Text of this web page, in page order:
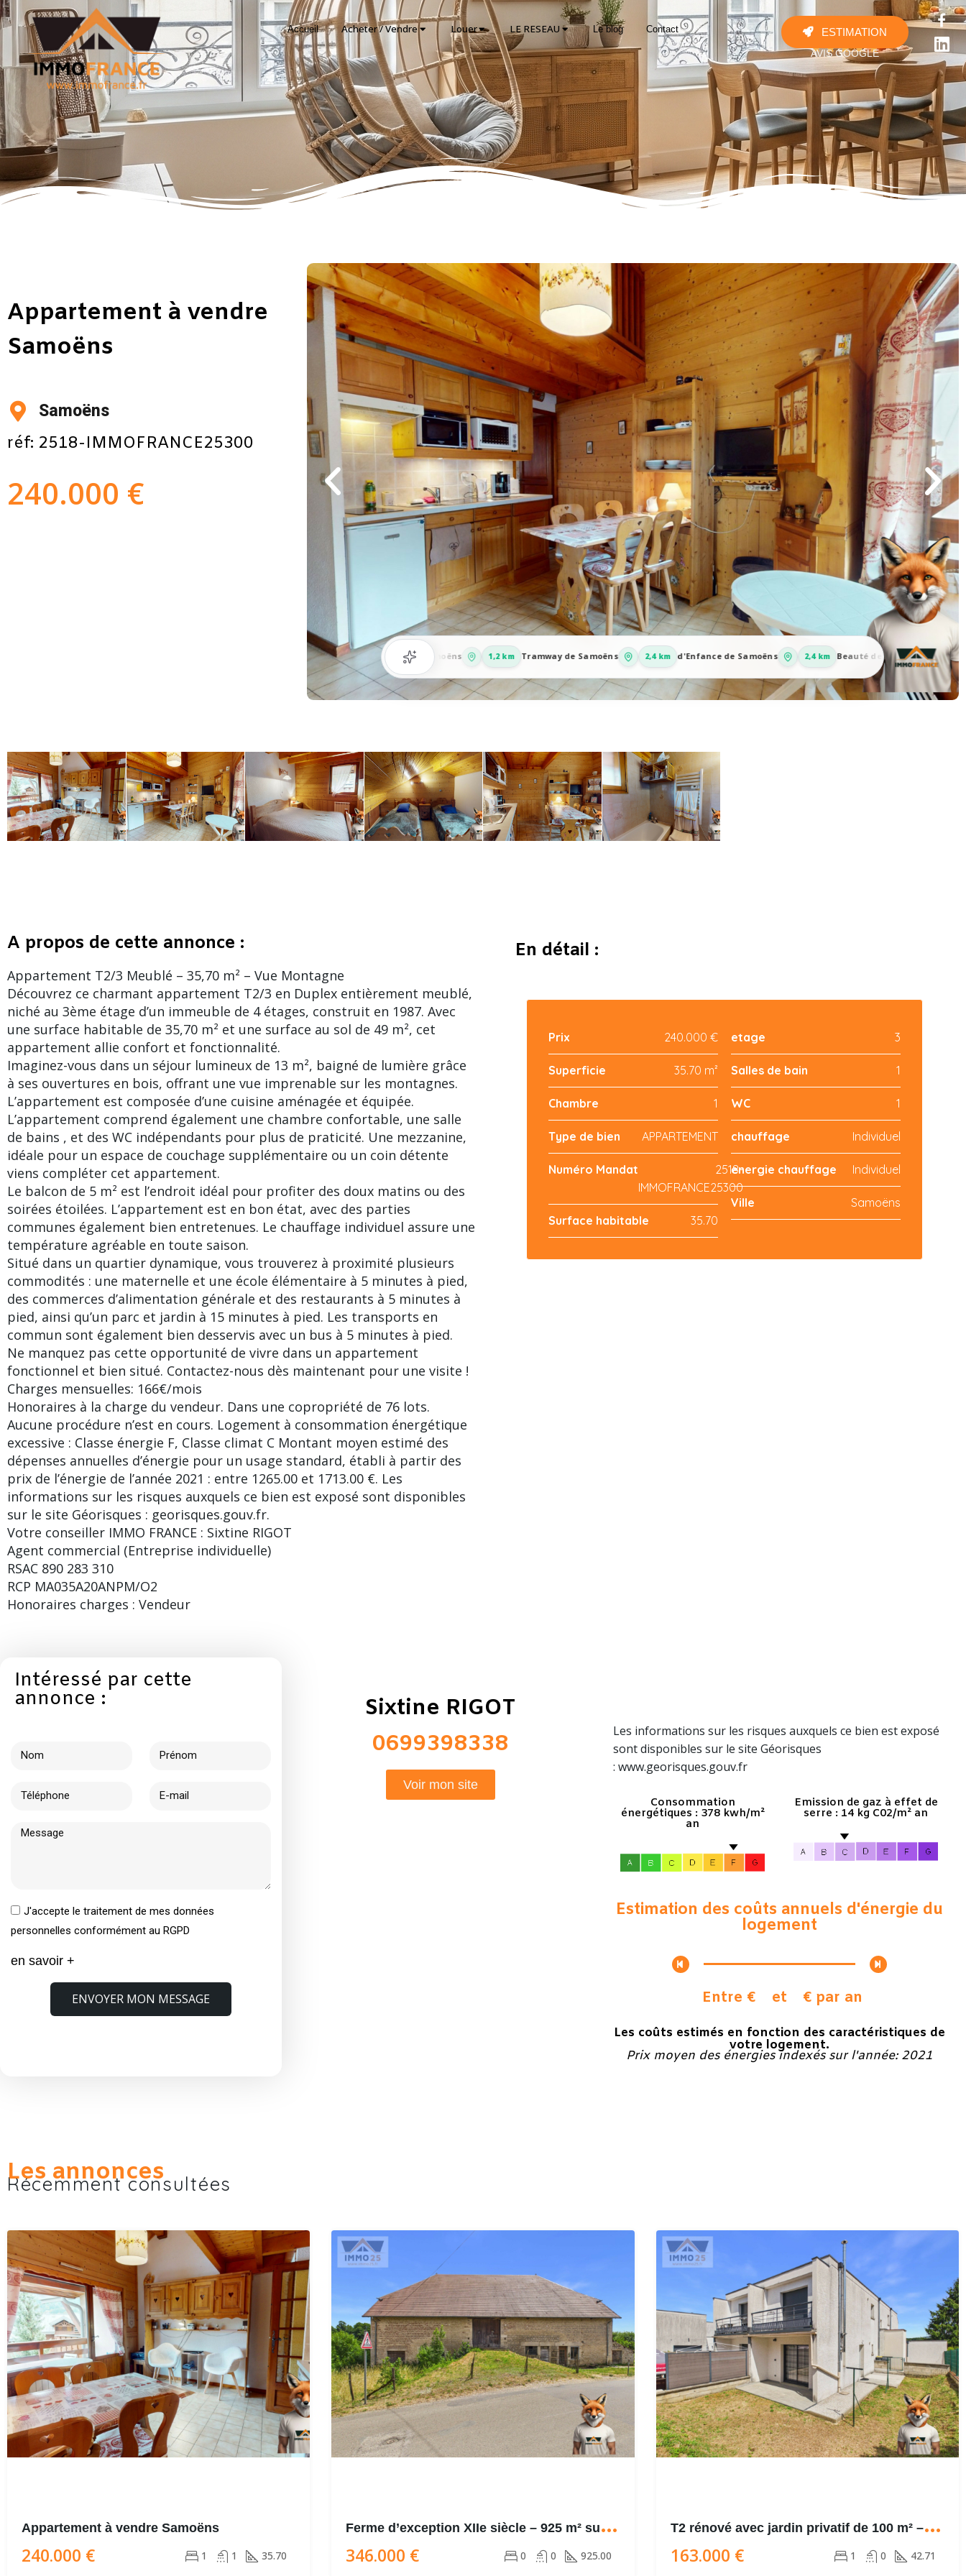
Accueil Acheter / Vendre Louer LE RESEAU Le blog Contact ESTIMATION
    
AVIS GOOGLE
Appartement à vendre
Samoëns
Samoëns
réf: 2518-IMMOFRANCE25300
240.000 €
1,2 km Beauté de Samoëns 1,2 km Tramway de Samoëns 2,4 km d'Enfance de Samoëns 2,4 km Beauté de Samoëns 1,2 km
A propos de cette annonce :
Appartement T2/3 Meublé – 35,70 m² – Vue Montagne
Découvrez ce charmant appartement T2/3 en Duplex entièrement meublé,
niché au 3ème étage d’un immeuble de 4 étages, construit en 1987. Avec
une surface habitable de 35,70 m² et une surface au sol de 49 m², cet
appartement allie confort et fonctionnalité.
Imaginez-vous dans un séjour lumineux de 13 m², baigné de lumière grâce
à ses ouvertures en bois, offrant une vue imprenable sur les montagnes.
L’appartement est composée d’une cuisine aménagée et équipée.
L’appartement comprend également une chambre confortable, une salle
de bains , et des WC indépendants pour plus de praticité. Une mezzanine,
idéale pour un espace de couchage supplémentaire ou un coin détente
viens compléter cet appartement.
Le balcon de 5 m² est l’endroit idéal pour profiter des doux matins ou des
soirées étoilées. L’appartement est en bon état, avec des parties
communes également bien entretenues. Le chauffage individuel assure une
température agréable en toute saison.
Situé dans un quartier dynamique, vous trouverez à proximité plusieurs
commodités : une maternelle et une école élémentaire à 5 minutes à pied,
des commerces d’alimentation générale et des restaurants à 5 minutes à
pied, ainsi qu’un parc et jardin à 15 minutes à pied. Les transports en
commun sont également bien desservis avec un bus à 5 minutes à pied.
Ne manquez pas cette opportunité de vivre dans un appartement
fonctionnel et bien situé. Contactez-nous dès maintenant pour une visite !
Charges mensuelles: 166€/mois
Honoraires à la charge du vendeur. Dans une copropriété de 76 lots.
Aucune procédure n’est en cours. Logement à consommation énergétique
excessive : Classe énergie F, Classe climat C Montant moyen estimé des
dépenses annuelles d’énergie pour un usage standard, établi à partir des
prix de l’énergie de l’année 2021 : entre 1265.00 et 1713.00 €. Les
informations sur les risques auxquels ce bien est exposé sont disponibles
sur le site Géorisques : georisques.gouv.fr.
Votre conseiller IMMO FRANCE : Sixtine RIGOT
Agent commercial (Entreprise individuelle)
RSAC 890 283 310
RCP MA035A20ANPM/O2
Honoraires charges : Vendeur
En détail :
Prix 240.000 €
Superficie 35.70 m²
Chambre 1
Type de bien APPARTEMENT
Numéro Mandat
2518-
IMMOFRANCE25300
Surface habitable 35.70
etage 3
Salles de bain 1
WC 1
chauffage Individuel
energie chauffage Individuel
Ville Samoëns
Intéressé par cette
annonce :
J'accepte le traitement de mes données
personnelles conformément au RGPD
en savoir +
ENVOYER MON MESSAGE
Sixtine RIGOT
0699398338
Voir mon site
Les informations sur les risques auxquels ce bien est exposé
sont disponibles sur le site Géorisques
: www.georisques.gouv.fr
Consommation
énergétiques : 378 kwh/m²
an
Emission de gaz à effet de
serre : 14 kg C02/m² an
Estimation des coûts annuels d'énergie du
logement
Entre € et € par an
Les coûts estimés en fonction des caractéristiques de
votre logement.
Prix moyen des énergies indexés sur l'année: 2021
Les annonces
Récemment consultées
Appartement à vendre Samoëns
240.000 € 1 1 35.70
F
erme d’exception XIIe siècle – 925 m² sur 1,7 ha
346.000 € 0 0 925.00
T
2 rénové avec jardin privatif de 100 m² – Terrasse – 2 parkings
163.000 € 1 0 42.71